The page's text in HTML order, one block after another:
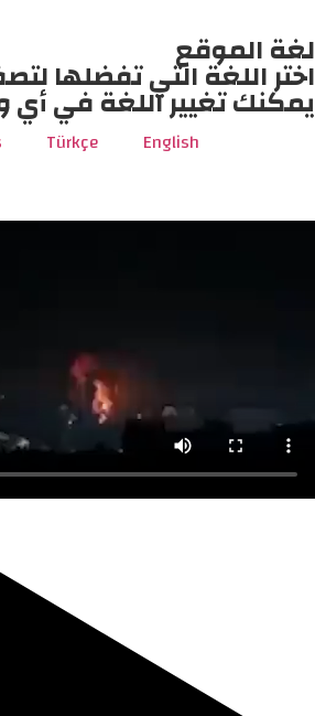
لغة الموقع
اختر اللغة التي تفضلها
يمكنك تغيير اللغة في
English
Türkçe